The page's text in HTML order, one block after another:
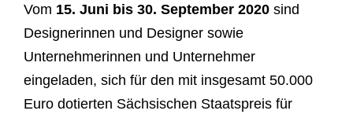
Vom 15. Juni bis 30. September 2020sind
Designerinnen und Designer sowie
Unternehmerinnen und Unternehmer
eingeladen, sich für den mit insgesamt 50.000
Euro dotierten Sächsischen Staatspreis für